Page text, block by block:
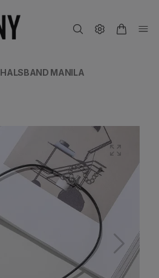
HALSBAND MANILA